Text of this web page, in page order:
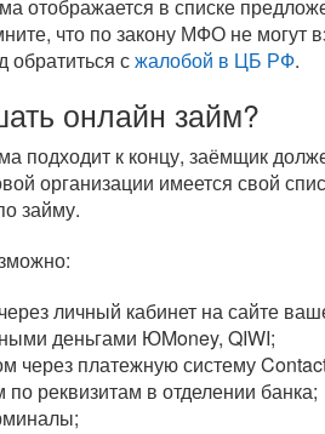
отображается в списке
что по закону МФО не могут
сжалобой в ЦБ РФ.
онлайн займ?
подходит к концу, заёмщик
организации имеется свой
займу.
личный кабинет на сайте
деньгами ЮMoney, QIWI;
через платежную систему
по реквизитам в отделении банка;